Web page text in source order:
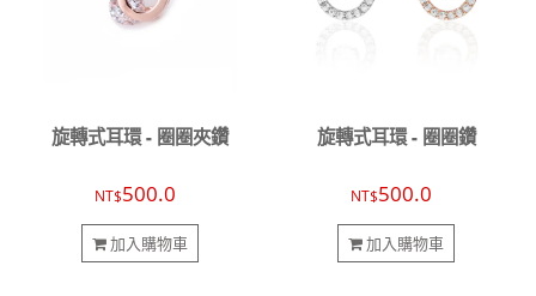
旋轉式耳環 - 圈圈夾鑽
NT$500.0
加入購物車
旋轉式耳環 - 圈圈鑽
NT$500.0
加入購物車